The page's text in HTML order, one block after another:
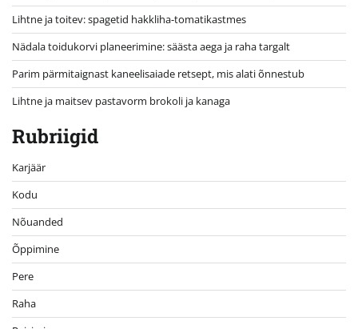
Lihtne ja toitev: spagetid hakkliha-tomatikastmes
Nädala toidukorvi planeerimine: säästa aega ja raha targalt
Parim pärmitaignast kaneelisaiade retsept, mis alati õnnestub
Lihtne ja maitsev pastavorm brokoli ja kanaga
Rubriigid
Karjäär
Kodu
Nõuanded
Õppimine
Pere
Raha